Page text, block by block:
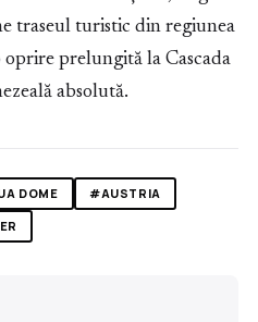
traseul turistic din regiunea
prelungită la Cascada
absolută.
DOME
#AUSTRIA